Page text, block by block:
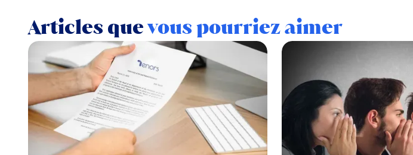
Articles quevous pourriez aimer